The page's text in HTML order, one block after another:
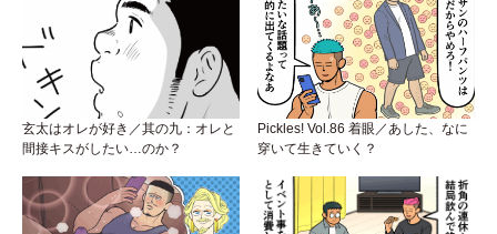
玄太はオレが好き／其の九：オレと
間接キスがしたい…のか？
Pickles! Vol.86 着眼／あした、なに
穿いて生きていく？